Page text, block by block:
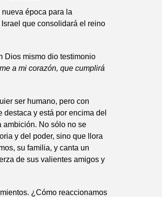
época para la
que consolidará el reino
Dios mismo dio testimonio
a mi corazón, que cumplirá
ser humano, pero con
y está por encima del
ambición. No sólo no se
y del poder, sino que llora
su familia, y canta un
de sus valientes amigos y
¿Cómo reaccionamos